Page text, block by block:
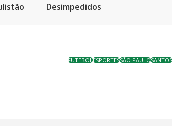
Desimpedidos
FUTEBOLESPORTESSÃO PAULO